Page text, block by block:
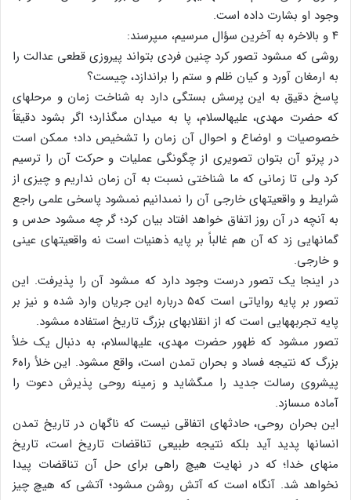
وجود او بشارت داده است.
۴ و بالاخره به آخرین سؤال مى‏رسیم، مى‏پرسند:
روشى که مى‏شود تصور کرد چنین فردى بتواند پیروزى قطعى عدالت را
به ارمغان آورد و کیان ظلم و ستم را براندازد، چیست؟
پاسخ دقیق به این پرسش بستگى دارد به شناخت زمان و مرحله‏اى
که حضرت مهدى، علیه‏السلام، پا به میدان مى‏گذارد؛ اگر بشود دقیقاً
خصوصیات و اوضاع و احوال آن زمان را تشخیص داد؛ ممکن است
در پرتو آن بتوان تصویرى از چگونگى عملیات و حرکت آن را ترسیم
کرد ولى تا زمانى که ما شناختى نسبت به آن زمان نداریم و چیزى از
شرایط و واقعیتهاى خارجى آن را نمى‏دانیم نمى‏شود پاسخى علمى راجع
به آنچه در آن روز اتفاق خواهد افتاد بیان کرد؛ گر چه مى‏شود حدس و
گمان‏هایى زد که آن هم غالباً بر پایه ذهنیات است نه واقعیتهاى عینى
و خارجى.
در اینجا یک تصور درست وجود دارد که مى‏شود آن را پذیرفت. این
تصور بر پایه روایاتى است که۵ درباره این جریان وارد شده و نیز بر
پایه تجربه‏هایى است که از انقلابهاى بزرگ تاریخ استفاده مى‏شود.
تصور مى‏شود که ظهور حضرت مهدى، علیه‏السلام، به دنبال یک خلأ
بزرگ که نتیجه فساد و بحران تمدن است، واقع مى‏شود. این خلأ راه۶
پیشروى رسالت جدید را مى‏گشاید و زمینه روحى پذیرش دعوت را
آماده مى‏سازد.
این بحران روحى، حادثه‏اى اتفاقى نیست که ناگهان در تاریخ تمدن
انسانها پدید آید بلکه نتیجه طبیعى تناقضات تاریخ است، تاریخ
منهاى خدا؛ که در نهایت هیچ راهى براى حل آن تناقضات پیدا
نخواهد شد. آنگاه است که آتش روشن مى‏شود؛ آتشى که هیچ چیز